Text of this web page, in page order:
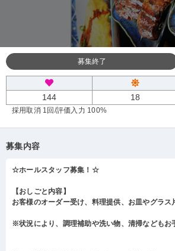
募集終了
144 18
採用取消 1回 /評価入力 100%
募集内容
☆ホールスタッフ募集！☆
【おしごと内容】
お客様のオーダー受け、料理提供、お皿やグラ
※状況により、調理補助や洗い物、清掃などもお